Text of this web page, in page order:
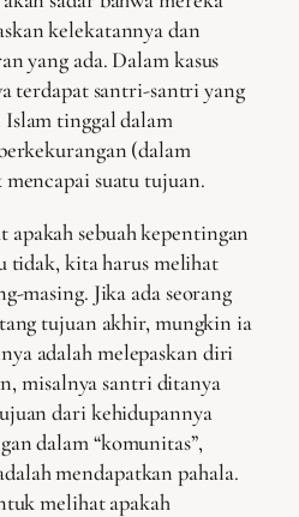
kelekatannya dan
yang ada. Dalam kasus
terdapat santri-santri yang
tinggal dalam
(dalam
mencapai suatu tujuan.
sebuah kepentingan
tidak, kita harus melihat
masing. Jika ada seorang
tujuan akhir, mungkin ia
adalah melepaskan diri
misalnya santri ditanya
dari kehidupannya
dalam “komunitas”,
mendapatkan pahala.
melihat apakah